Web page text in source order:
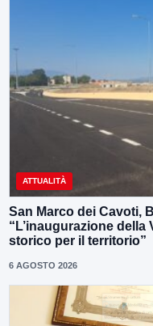
ATTUALITÀ
San Marco dei Cavoti,
“L’inaugurazione
storico per il territorio”
6 AGOSTO 2026